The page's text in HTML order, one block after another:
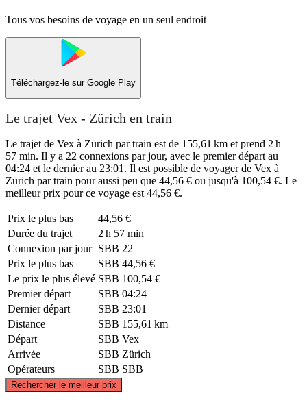
Tous vos besoins de voyage en un seul endroit
Téléchargez-le sur Google Play
Le trajet Vex - Zürich en train
Le trajet de Vex à Zürich par train est de 155,61 km et prend 2 h
57 min. Il y a 22 connexions par jour, avec le premier départ au
04:24 et le dernier au 23:01. Il est possible de voyager de Vex à
Zürich par train pour aussi peu que 44,56 € ou jusqu'à 100,54 €. Le
meilleur prix pour ce voyage est 44,56 €.
Prix ​​le plus bas
44,56 €
Durée du trajet
2 h 57 min
Connexion par jour SBB 22
Prix ​​le plus bas
SBB 44,56 €
Le prix le plus élevé SBB 100,54 €
Premier départ
SBB 04:24
Dernier départ
SBB 23:01
Distance
SBB 155,61 km
Départ
SBB Vex
Arrivée
SBB Zürich
Opérateurs
SBB SBB
Rechercher le meilleur prix